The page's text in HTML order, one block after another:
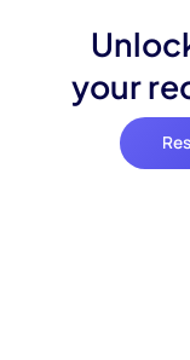
your